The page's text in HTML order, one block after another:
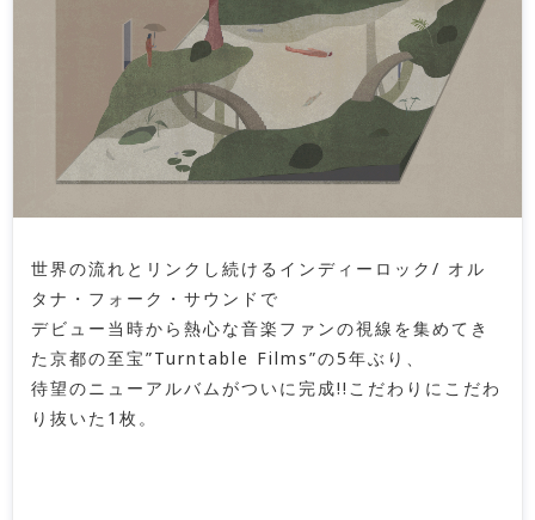
世界の流れとリンクし続けるインディーロック/ オル
タナ・フォーク・サウンドで
デビュー当時から熱心な音楽ファンの視線を集めてき
た京都の至宝”Turntable Films”の5年ぶり、
待望のニューアルバムがついに完成!!こだわりにこだわ
り抜いた1枚。